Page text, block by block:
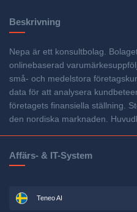
Beskrivning
Nepa är ett konsultbolag.
onlinebaserad
små- och medelstora
data för att analysera
företagets finansiella ställning.
den nordiska marknaden.
Affärs- & IT-System
Teneo AI